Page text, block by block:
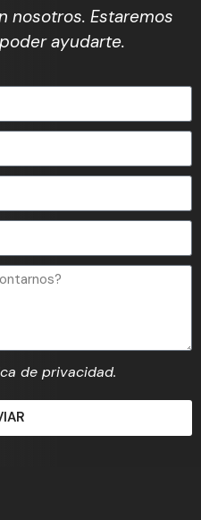
nosotros. Estaremos
ayudarte.
de privacidad.